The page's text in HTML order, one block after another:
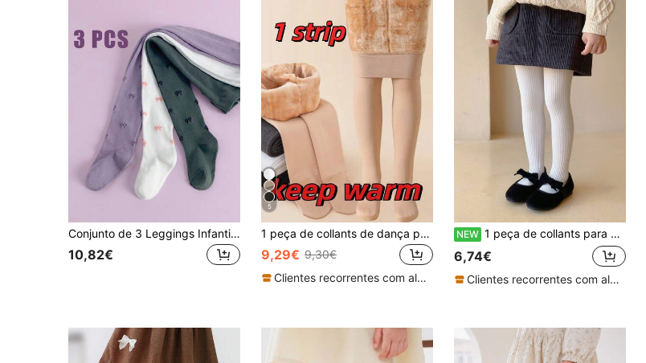
Conjunto de 3 Leggings Infantis para Bebês e Crianças Pequenas, Estilo Casual com Estampa Simples, Ideais para Primavera e Outono, Perfeitas para o Dia a Dia das Meninas. Meias-calças Infantis.
10,82€
5
1 peça de collants de dança para criança, anti-borbotão, com forro térmico, espessados, brancos, leggings profissionais para prática de dança, quentes e confortáveis com ajuste justo para rapariga, outono/inverno
9,29€ 9,30€
Clientes recorrentes com alta taxa de retorno
NEW 1 peça de collants para menina, leggings finas para bebé de primavera/outono
6,74€
Clientes recorrentes com alta taxa de retorno